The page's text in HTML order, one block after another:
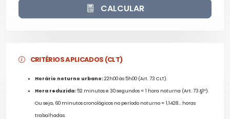
CALCULAR
CRITÉRIOS APLICADOS (CLT)
Horário noturno urbano:22h00 às 5h00 (Art. 73 CLT).
Hora reduzida: 52 minutos e 30 segundos = 1 hora noturna (Art. 73 §1º).
Ou seja, 60 minutos cronológicos no período noturno = 1,1428... horas
trabalhadas.